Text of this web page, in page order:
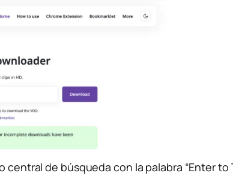
central de búsqueda con la palabra “Enter to